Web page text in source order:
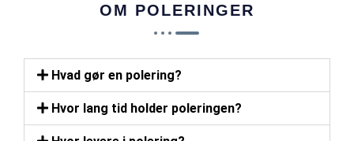
OM POLERINGER
Hvad gør en polering?
Hvor lang tid holder poleringen?